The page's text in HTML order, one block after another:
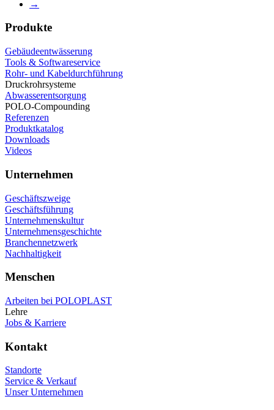
→
Produkte
Gebäudeentwässerung
Tools & Softwareservice
Rohr- und Kabeldurchführung
Druckrohrsysteme
Abwasserentsorgung
POLO-Compounding
Referenzen
Produktkatalog
Downloads
Videos
Unternehmen
Geschäftszweige
Geschäftsführung
Unternehmenskultur
Unternehmensgeschichte
Branchennetzwerk
Nachhaltigkeit
Menschen
Arbeiten bei POLOPLAST
Lehre
Jobs & Karriere
Kontakt
Standorte
Service & Verkauf
Unser Unternehmen